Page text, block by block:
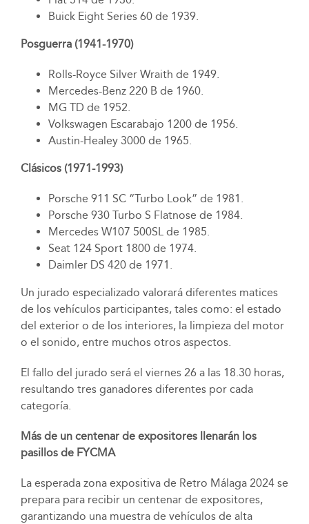
Buick Eight Series 60 de 1939.
Posguerra (1941-1970)
Rolls-Royce Silver Wraith de 1949.
Mercedes-Benz 220 B de 1960.
MG TD de 1952.
Volkswagen Escarabajo 1200 de 1956.
Austin-Healey 3000 de 1965.
Clásicos (1971-1993)
Porsche 911 SC “Turbo Look” de 1981.
Porsche 930 Turbo S Flatnose de 1984.
Mercedes W107 500SL de 1985.
Seat 124 Sport 1800 de 1974.
Daimler DS 420 de 1971.
Un jurado especializado valorará diferentes matices
de los vehículos participantes, tales como: el estado
del exterior o de los interiores, la limpieza del motor
o el sonido, entre muchos otros aspectos.
El fallo del jurado será el viernes 26 a las 18.30 horas,
resultando tres ganadores diferentes por cada
categoría.
Más de un centenar de expositores llenarán los
pasillos de FYCMA
La esperada zona expositiva de Retro Málaga 2024 se
prepara para recibir un centenar de expositores,
garantizando una muestra de vehículos de alta